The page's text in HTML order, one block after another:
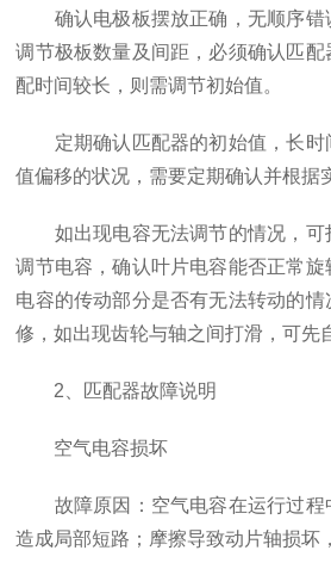
确认电极板摆放正确，无顺序错
调节极板数量及间距，必须确认匹
配时间较长，则需调节初始值。
定期确认匹配器的初始值，长时
值偏移的状况，需要定期确认并根据
如出现电容无法调节的情况，可
调节电容，确认叶片电容能否正常
电容的传动部分是否有无法转动的
修，如出现齿轮与轴之间打滑，可先
2、匹配器故障说明
空气电容损坏
故障原因：空气电容在运行过程
造成局部短路；摩擦导致动片轴损坏